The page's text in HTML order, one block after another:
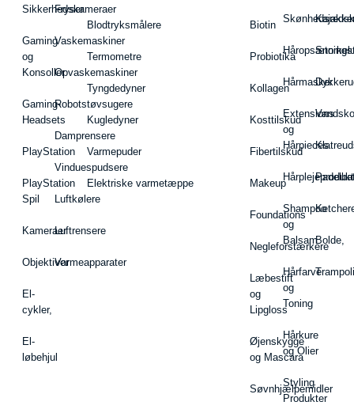
Sikkerhedskameraer
Gaming
og
Konsoller
Gaming-
Headsets
PlayStation
PlayStation
Spil
Kameraer
Objektiver
El-
cykler,
El-
løbehjul
Fryser
Vaskemaskiner
Opvaskemaskiner
Robotstøvsugere
Damprensere
Vinduespudsere
Luftkølere
Luftrensere
Varmeapparater
Blodtryksmålere
Termometre
Tyngdedyner
Kugledyner
Varmepuder
Elektriske varmetæppe
Biotin
Probiotika
Kollagen
Kosttilskud
Fibertilskud
Makeup
Foundations
Negleforstærkere
Læbestift
og
Lipgloss
Øjenskygge
og Mascara
Søvnhjælpemidler
Hårmasker
Extensions
og
Hårpieces
Shampoo
og
Balsam
Hårfarve
og
Toning
Hårkure
og Olier
Styling
Produkter
Vandsko
Bolde,